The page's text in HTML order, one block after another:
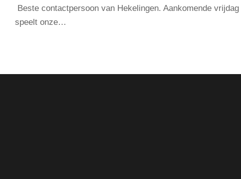
Beste contactpersoon van Hekelingen. Aankomende vrijdag
speelt onze…